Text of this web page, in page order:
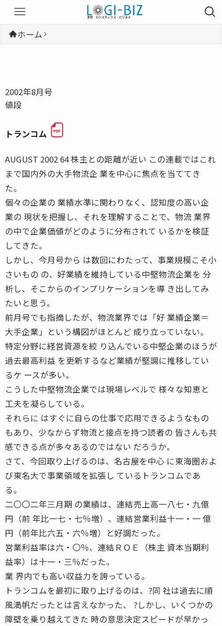
ホーム
2002年8月号
値段
トランコム
AUGUST 2002 64 株主との距離が近い この連載ではこれ
まで国内外の大手物流企 業を中心に焦点を当ててき
た。
個々の企業の 業績水準に関わりなく、認知度の高い企
業の 現状を把握し、それを理解することで、物流 業界
の中で企業価値がどのように分布されて いるかを検証
してきた。
しかし、今月号から は数回にわたって、事業規模こそ小
さいもの の、好業績を維持している中堅物流企業を 分
析し、そこからのインプリケーションを導 き出してみ
たいと思う。
前月号でも指摘したが、物流業界では「好 業績企業＝
大手企業」という構図がほとんど 成り立っていない。
特定分野に経営資源を絞 り込んでいる中堅企業のほうが
過去最高利益 を更新するなど業績が堅調に推移してい
るケ ースが多い。
こうした中堅物流企業では現場レベルで 様々な知恵と
工夫を凝らしている。
それらに はすぐに自らの仕事で応用できるようなもの
もあり、少なからず物流と接点を持つ読者の 皆さんも共
感できる点が多々あるのではない だろうか。
さて、今回取り上げるのは、名古屋を中心 に東海圏およ
び東名大で事業領域を拡張し ているトランコムであ
る。
二〇〇二年三月期 の業績は、連結売上高一八七・九億
円（前 年比一七・七％増）、連結営業利益十一・一 億
円（前年比六五・六％増）と好調だった。
営業利益率は六・〇％、連結ＲＯＥ（株主 資本当期利
益率）は十一・三％だった。
業 界内でも高い収益力を誇っている。
トランコムを最初に取り上げるのは、?同 社は過去に順
風満帆だったとは言えなかった、 ?しかし、いくつかの
障壁を乗り越えてきた 時の意思決定スピードが早かっ